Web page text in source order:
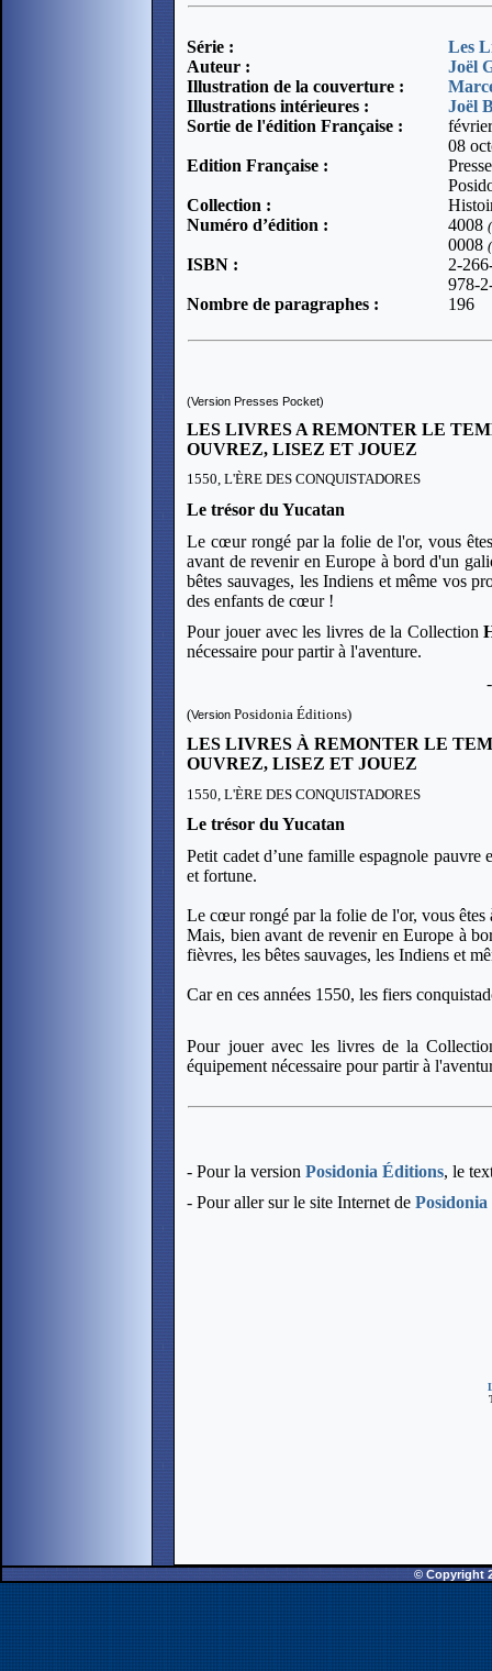
Série :
Auteur :
Illustration de la couverture :
Illustrations intérieures :
Sortie de l'édition Française :
Edition Française :
Collection :
Numéro d’édition :
ISBN :
Nombre de paragraphes :
Les
Joël
Joël
08
4008
0008
2-
978-
196
(Version Presses Pocket)
LES LIVRES A REMONTER LE
OUVREZ, LISEZ ET JOUEZ
1550, L'ÈRE DES CONQUISTADORES
Le trésor du Yucatan
Le cœur rongé par la folie de l'or, vous
avant de revenir en Europe à bord d'un
bêtes sauvages, les Indiens et même vos
des enfants de cœur !
Pour jouer avec les livres de la Collection
nécessaire pour partir à l'aventure.
(Version Posidonia Éditions)
LES LIVRES À REMONTER LE
OUVREZ, LISEZ ET JOUEZ
1550, L'ÈRE DES CONQUISTADORES
Le trésor du Yucatan
Petit cadet d’une famille espagnole
et fortune.
Le cœur rongé par la folie de l'or, vous êtes
Mais, bien avant de revenir en Europe à
fièvres, les bêtes sauvages, les Indiens et
Car en ces années 1550, les fiers
Pour jouer avec les livres de la
équipement nécessaire pour partir à
- Pour la versionPosidonia Éditions, le
- Pour aller sur le site Internet de
© Copyright